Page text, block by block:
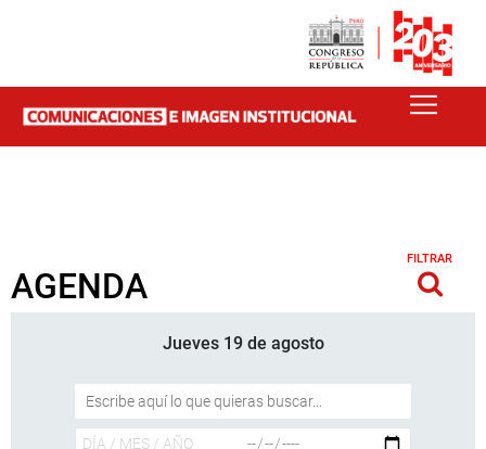
AGENDA
FILTRAR
Jueves 19 de agosto